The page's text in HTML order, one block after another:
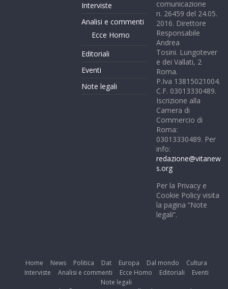
Interviste
Analisi e commenti
Ecce Homo
Editoriali
Eventi
Note legali
comunicazione
n. 26459 del 24.05.
2016. Direttore
Responsabile
Andrea
Tosini. Lungotever
e dei Vallati, 2
Roma.
P.Iva 13815021004.
C.F. 03013330489.
Iscrizione alla
Camera di
Commercio di
Roma:
03013330489. Per
info:
redazione@vitanew
s.org
Per la Privacy e
Cookie Policy visita
la pagina “Note
legali”.
Home News Politica Dat Europa Dal mondo
Cultura
Interviste
Analisi e commenti Ecce Homo Editoriali
Eventi
Note legali